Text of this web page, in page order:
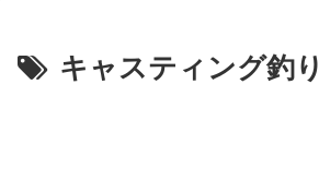
キャスティング釣り